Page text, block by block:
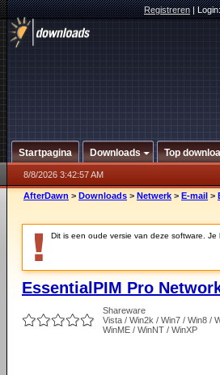
Registreren|
Startpagina Downloads Top
8/8/2026 3:42:57 AM
AfterDawn > Downloads > Netwerk > E-mail >
Dit is een oude versie van deze software. Je
EssentialPIM Pro
Shareware
Vista / Win2k / Win7 / Win8 /
WinME / WinNT / WinXP